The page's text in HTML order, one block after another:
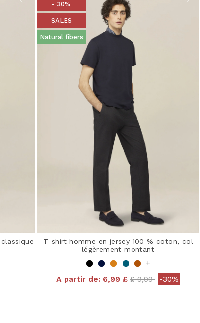
- 30%
SALES
Natural fibers
T-shirt homme en jersey 100 % coton, col
légèrement montant
+
A partir de: 6,99 £ Price reduced from
£ 9,99to-30%